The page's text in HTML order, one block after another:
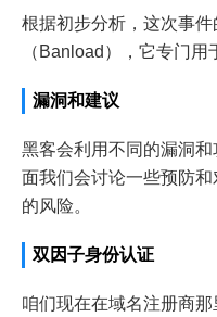
根据初步分析，这次事
（Banload），它专门用
漏洞和建议
黑客会利用不同的漏洞
面我们会讨论一些预防
的风险。
双因子身份认证
咱们现在在域名注册商